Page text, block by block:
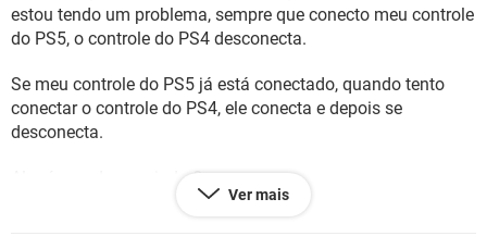
GUIA DE COMPRAS
INSTAGRAM GMAIL
GUIA DE COMPRAS
estou tendo um problema, sempre que conecto meu controle
do PS5, o controle do PS4 desconecta.
Se meu controle do PS5 já está conectado, quando tento
conectar o controle do PS4, ele conecta e depois se
desconecta.
Alguém pode me ajudar?
Ver mais